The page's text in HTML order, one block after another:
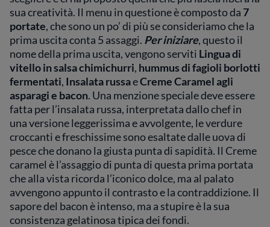
sua creatività. Il menu in questione è composto da 7
portate, che sono un po’ di più se consideriamo che la
prima uscita conta 5 assaggi. Per iniziare, questo il
nome della prima uscita, vengono serviti Lingua di
vitello in salsa chimichurri, hummus di fagioli borlotti
fermentati, Insalata russaeCreme Caramel agli
asparagi e bacon. Una menzione speciale deve essere
fatta per l’insalata russa, interpretata dallo chef in
una versione leggerissima e avvolgente, le verdure
croccanti e freschissime sono esaltate dalle uova di
pesce che donano la giusta punta di sapidità. Il Creme
caramel è l’assaggio di punta di questa prima portata
che alla vista ricorda l’iconico dolce, ma al palato
avvengono appunto il contrasto e la contraddizione. Il
sapore del bacon è intenso, ma a stupire è la sua
consistenza gelatinosa tipica dei fondi.